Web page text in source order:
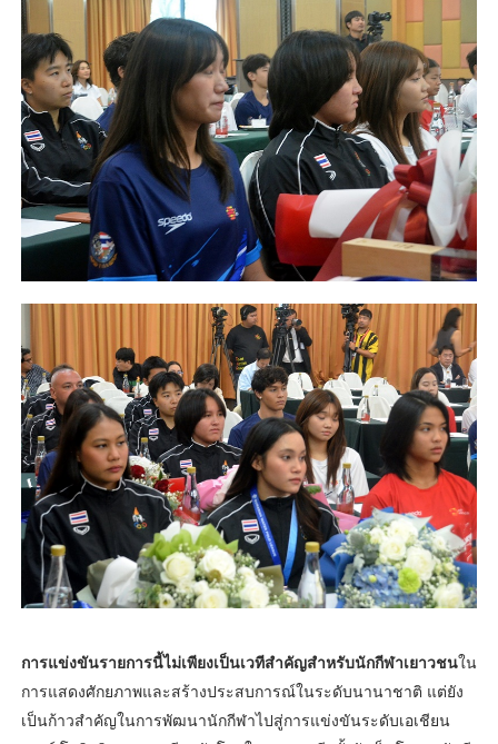
การแข่งขันรายการนี้ไม่เพียงเป็นเวทีสำคัญสำหรับนักกีฬาเยาวชนใน
การแสดงศักยภาพและสร้างประสบการณ์ในระดับนานาชาติ แต่ยัง
เป็นก้าวสำคัญในการพัฒนานักกีฬาไปสู่การแข่งขันระดับเอเชียน